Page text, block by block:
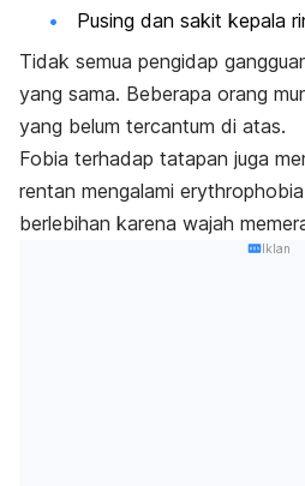
Pusing dan sakit kepala
Tidak semua pengidap
yang sama. Beberapa orang
yang belum tercantum di atas.
Fobia terhadap tatapan juga
rentan mengalami erythrophobia
berlebihan karena wajah
Iklan